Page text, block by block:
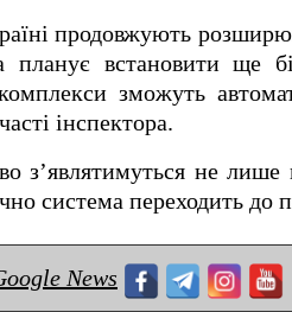
продовжують
планує встановити ще
зможуть
інспектора.
з’являтимуться не лише
система переходить до
News